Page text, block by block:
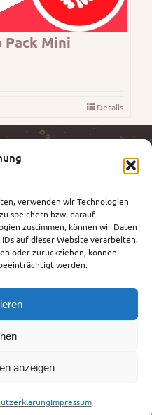
verwenden wir Technologien
speichern bzw. darauf
zustimmen, können wir Daten
auf dieser Website verarbeiten.
oder zurückziehen, können
werden.
anzeigen
Impressum
Pack Mini
Details
Straße 166/3/7
40
Fusion